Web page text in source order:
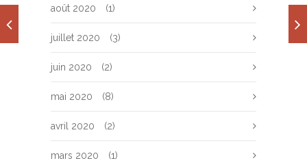
août 2020 (1)
juillet 2020 (3)
juin 2020 (2)
mai 2020 (8)
avril 2020 (2)
mars 2020 (1)